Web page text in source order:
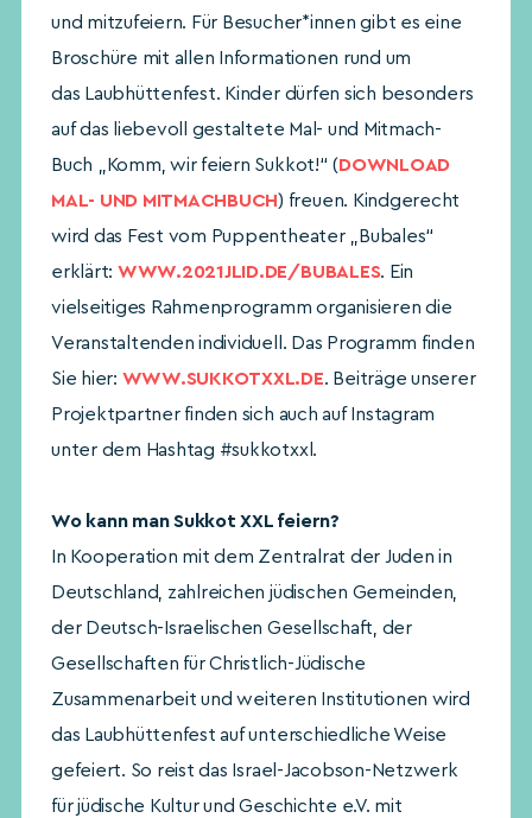
und mitzufeiern. Für Besucher*innen gibt es eine
Broschüre mit allen Informationen rund um
das Laubhüttenfest. Kinder dürfen sich besonders
auf das liebevoll gestaltete Mal- und Mitmach-
Buch „Komm, wir feiern Sukkot!“ (DOWNLOAD
MAL- UND MITMACHBUCH) freuen. Kindgerecht
wird das Fest vom Puppentheater „Bubales“
erklärt: WWW.2021JLID.DE/BUBALES. Ein
vielseitiges Rahmenprogramm organisieren die
Veranstaltenden individuell. Das Programm finden
Sie hier: WWW.SUKKOTXXL.DE. Beiträge unserer
Projektpartner finden sich auch auf Instagram
unter dem Hashtag #sukkotxxl.
Wo kann man Sukkot XXL feiern?
In Kooperation mit dem Zentralrat der Juden in
Deutschland, zahlreichen jüdischen Gemeinden,
der Deutsch-Israelischen Gesellschaft, der
Gesellschaften für Christlich-Jüdische
Zusammenarbeit und weiteren Institutionen wird
das Laubhüttenfest auf unterschiedliche Weise
gefeiert. So reist das Israel-Jacobson-Netzwerk
für jüdische Kultur und Geschichte e.V. mit